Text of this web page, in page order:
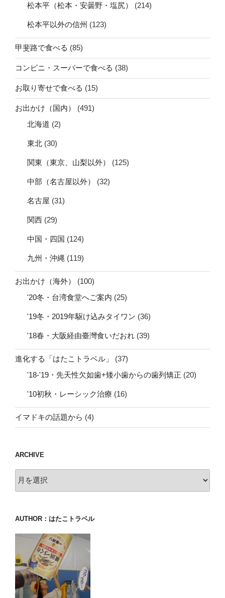
松本平（松本・安曇野・塩尻）
(214)
松本平以外の信州 (123)
甲斐路で食べる (85)
コンビニ・スーパーで食べる (38)
お取り寄せで食べる (15)
お出かけ（国内）
(491)
北海道 (2)
東北 (30)
関東（東京、山梨以外） (125)
中部（名古屋以外） (32)
名古屋 (31)
関西 (29)
中国・四国 (124)
九州・沖縄 (119)
お出かけ（海外）
(100)
'20冬・台湾食堂へご案内 (25)
'19冬・2019年駆け込みタイワン (36)
'18春・大阪経由臺灣食いだおれ (39)
進化する「はたこトラベル」
(37)
'18-'19・先天性欠如歯+矮小歯からの歯列矯正 (20)
'10初秋・レーシック治療 (16)
イマドキの話題から (4)
ARCHIVE
AUTHOR：はたこトラベル